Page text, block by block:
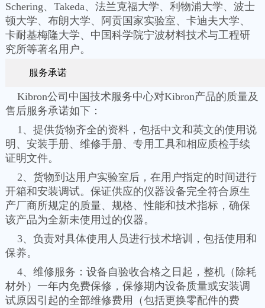
Schering、Takeda、法兰克福大学、利物浦大学、波士
顿大学、布朗大学、阿贡国家实验室、卡迪夫大学、
卡耐基梅隆大学、中国科学院宁波材料技术与工程研
究所等著名用户。
服务承诺
Kibron公司中国技术服务中心对Kibron产品的质量及
售后服务承诺如下：
1、提供货物齐全的资料，包括中文和英文的使用说
明、安装手册、维修手册、专用工具和相应质检手续
证明文件。
2、货物到达用户实验室后，在用户指定的时间进行
开箱和安装调试。保证供应的仪器设备完全符合原生
产厂商所规定的质量、规格、性能和技术指标，确保
该产品为全新未使用过的仪器。
3、负责对具体使用人员进行技术培训，包括使用和
保养。
4、维修服务：设备自验收合格之日起，整机（除耗
材外）一年内免费保修，保修期内设备质量或安装调
试原因引起的全部维修费用（包括更换零配件的费